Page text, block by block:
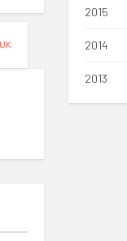
UK
2015
2014
2013